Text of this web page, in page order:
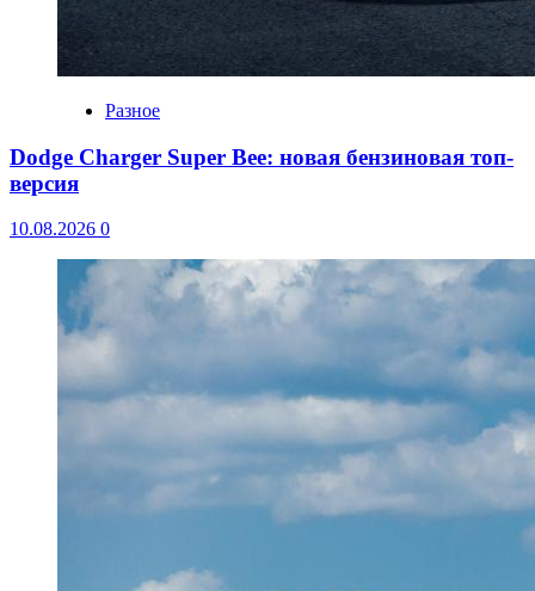
Разное
Dodge Charger Super Bee: новая бензиновая топ-
версия
10.08.2026 0